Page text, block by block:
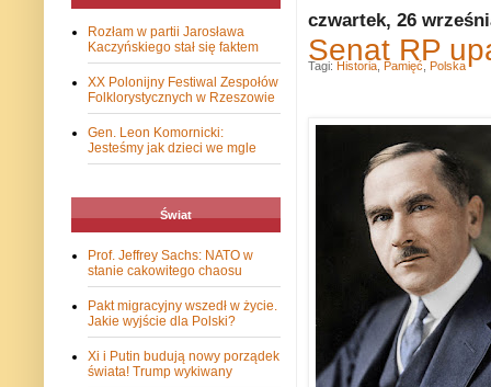
czwartek, 26
Senat RP
Tagi: Historia Pamięć Polska
Rozłam w partii Jarosława
Kaczyńskiego stał się faktem
XX Polonijny Festiwal Zespołów
Folklorystycznych w Rzeszowie
Gen. Leon Komornicki:
Jesteśmy jak dzieci we mgle
Świat
Prof. Jeffrey Sachs: NATO w
stanie cakowitego chaosu
Pakt migracyjny wszedł w życie.
Jakie wyjście dla Polski?
Xi i Putin budują nowy porządek
świata! Trump wykiwany